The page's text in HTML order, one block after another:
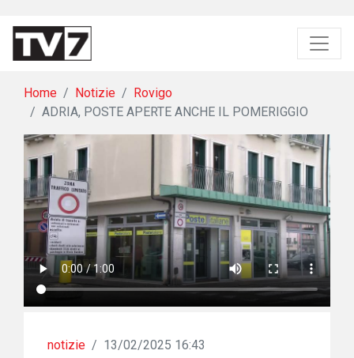
Home Notizie
Rovigo
ADRIA, POSTE APERTE ANCHE IL POMERIGGIO
notizie / 13/02/2025 16:43